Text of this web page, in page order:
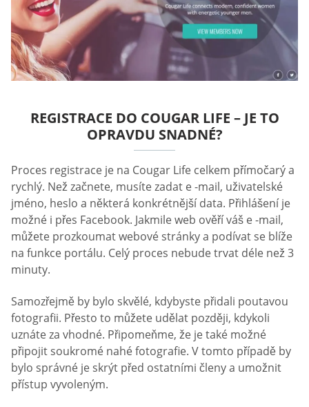
REGISTRACE DO COUGAR LIFE – JE TO
OPRAVDU SNADNÉ?
Proces registrace je na Cougar Life celkem přímočarý a
rychlý. Než začnete, musíte zadat e -mail, uživatelské
jméno, heslo a některá konkrétnější data. Přihlášení je
možné i přes Facebook. Jakmile web ověří váš e -mail,
můžete prozkoumat webové stránky a podívat se blíže
na funkce portálu. Celý proces nebude trvat déle než 3
minuty.
Samozřejmě by bylo skvělé, kdybyste přidali poutavou
fotografii. Přesto to můžete udělat později, kdykoli
uznáte za vhodné. Připomeňme, že je také možné
připojit soukromé nahé fotografie. V tomto případě by
bylo správné je skrýt před ostatními členy a umožnit
přístup vyvoleným.